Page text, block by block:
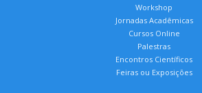
Workshop
Jornadas Acadêmicas
Cursos Online
Palestras
Encontros Científicos
Feiras ou Exposições